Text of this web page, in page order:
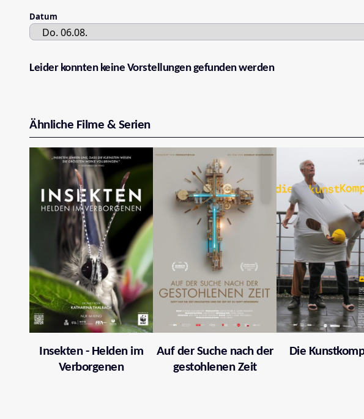
Datum
Leider konnten keine Vorstellungen gefunden werden
Ähnliche Filme & Serien
Insekten - Helden im
Verborgenen
Auf der Suche nach der
gestohlenen Zeit
Die